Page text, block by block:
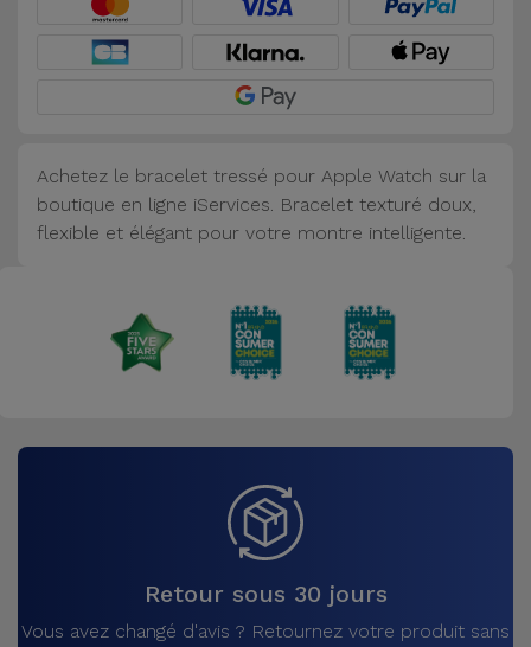
Mobilité,
Accessoires
d'ordinateur
Achetez le bracelet tressé pour Apple Watch sur la
boutique en ligne iServices. Bracelet texturé doux,
flexible et élégant pour votre montre intelligente.
Retour sous 30 jours
Vous avez changé d'avis ? Retournez votre produit sans